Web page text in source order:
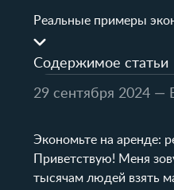
Реальные примеры
Содержимое статьи
29 сентября 2024 —
Экономьте на аренде:
Приветствую! Меня
тысячам людей взять